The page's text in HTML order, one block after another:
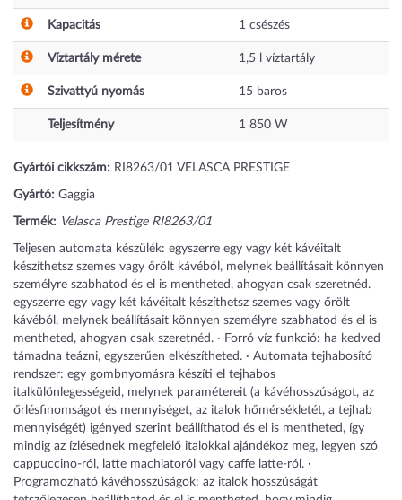
Kapacitás 1 csészés
Víztartály mérete 1,5 l víztartály
Szivattyú nyomás 15 baros
Teljesítmény 1 850 W
Gyártói cikkszám: RI8263/01 VELASCA PRESTIGE
Gyártó: Gaggia
Termék: Velasca Prestige RI8263/01
Teljesen automata készülék: egyszerre egy vagy két kávéitalt
készíthetsz szemes vagy őrölt kávéból, melynek beállításait könnyen
személyre szabhatod és el is mentheted, ahogyan csak szeretnéd.
egyszerre egy vagy két kávéitalt készíthetsz szemes vagy őrölt
kávéból, melynek beállításait könnyen személyre szabhatod és el is
mentheted, ahogyan csak szeretnéd. · Forró víz funkció: ha kedved
támadna teázni, egyszerűen elkészítheted. · Automata tejhabosító
rendszer: egy gombnyomásra készíti el tejhabos
italkülönlegességeid, melynek paramétereit (a kávéhosszúságot, az
őrlésfinomságot és mennyiséget, az italok hőmérsékletét, a tejhab
mennyiségét) igényed szerint beállíthatod és el is mentheted, így
mindig az ízlésednek megfelelő italokkal ajándékoz meg, legyen szó
cappuccino-ról, latte machiatoról vagy caffe latte-ról. ·
Programozható kávéhosszúságok: az italok hosszúságát